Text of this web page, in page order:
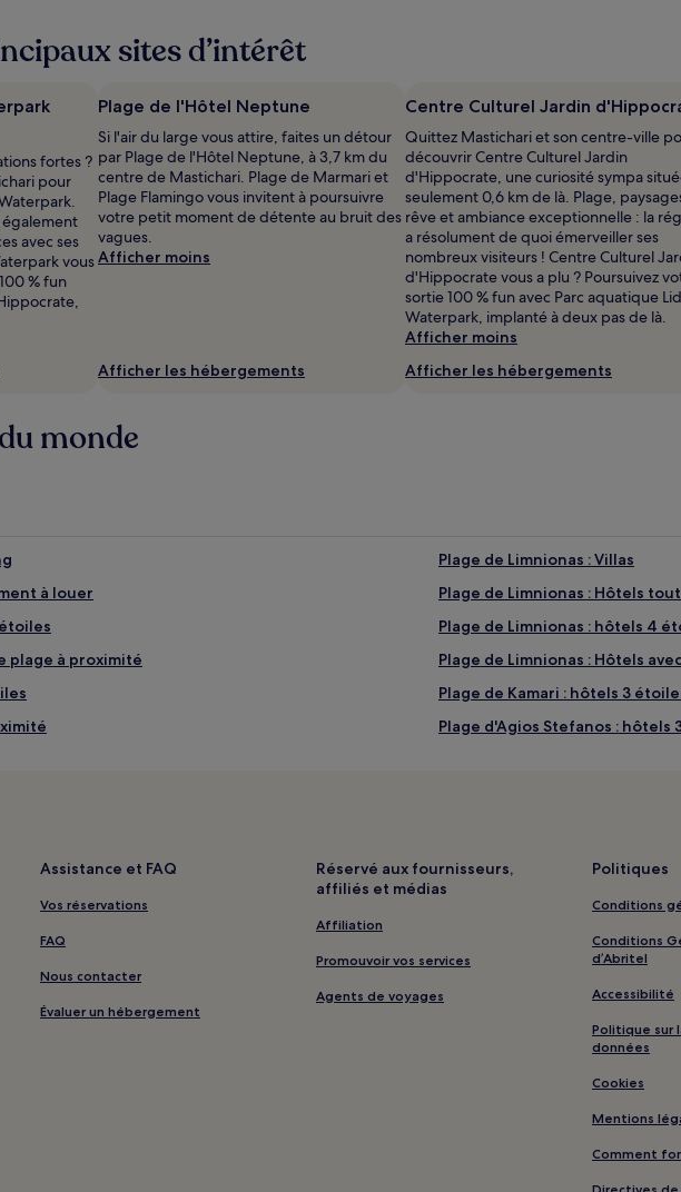
sites d’intérêt
fortes ?
pour
avec ses
vous
% fun
Plage de l'Hôtel Neptune
Si l'air du large vous attire, faites un détour
par Plage de l'Hôtel Neptune, à 3,7 km du
centre de Mastichari. Plage de Marmari et
Plage Flamingo vous invitent à poursuivre
votre petit moment de détente au bruit des
vagues.
Afficher moins
Afficher les hébergements
Centre Culturel Jardin
Quittez Mastichari et son centre-ville
découvrir Centre Culturel Jardin
d'Hippocrate, une curiosité sympa
seulement 0,6 km de là. Plage,
rêve et ambiance exceptionnelle : la
a résolument de quoi émerveiller ses
nombreux visiteurs ! Centre Culturel
d'Hippocrate vous a plu ? Poursuivez
sortie 100 % fun avec Parc aquatique
Waterpark, implanté à deux pas de là.
Afficher moins
Afficher les hébergements
monde
Plage de Limnionas : Villas
à louer
Plage de Limnionas : Hôtels
Plage de Limnionas : hôtels 4
plage à proximité
Plage de Limnionas : Hôtels
Plage de Kamari : hôtels 3
Plage d'Agios Stefanos : hôtels
à proximité
Plage Helona : hôtels à proximité
Plage de Polemi : hôtels à
Kalymnos : Maison d’hôtes
Kardamena : hôtels Hôtels avec
Kardamena : hôtels Hôtels
cuisine
Kardamena : Maison d’hôtes
compris
Kardamena : hôtels Hôtels pas
Kardamena : hôtels Hôtels
Kefalos : hôtels 2 étoiles
Assistance et FAQ
Vos réservations
FAQ
Nous contacter
Évaluer un hébergement
Réservé aux fournisseurs,
affiliés et médias
Affiliation
Promouvoir vos services
Agents de voyages
Politiques
Conditions
Conditions
d’Abritel
Accessibilité
Politique sur
données
Cookies
Mentions
Comment